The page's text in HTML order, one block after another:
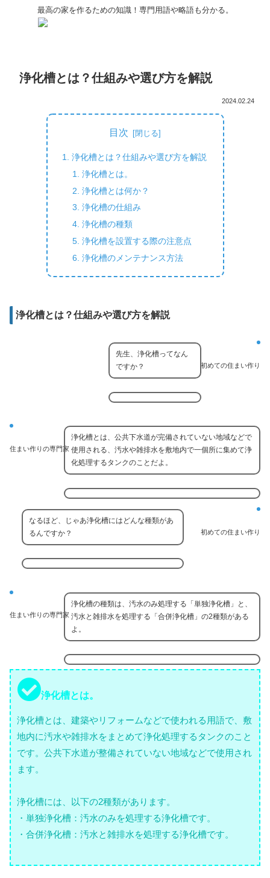
最高の家を作るための知識！専門用語や略語も分かる。
浄化槽とは？仕組みや選び方を解説
2024.02.24
目次
浄化槽とは？仕組みや選び方を解説
浄化槽とは。
浄化槽とは何か？
浄化槽の仕組み
浄化槽の種類
浄化槽を設置する際の注意点
浄化槽のメンテナンス方法
浄化槽とは？仕組みや選び方を解説
初めての住まい作り
先生、浄化槽ってなん
ですか？
住まい作りの専門家
浄化槽とは、公共下水道が完備されていない地域などで
使用される、汚水や雑排水を敷地内で一個所に集めて浄
化処理するタンクのことだよ。
初めての住まい作り
なるほど、じゃあ浄化槽にはどんな種類があ
るんですか？
住まい作りの専門家
浄化槽の種類は、汚水のみ処理する「単独浄化槽」と、
汚水と雑排水を処理する「合併浄化槽」の2種類がある
よ。
浄化槽とは。
浄化槽とは、建築やリフォームなどで使われる用語で、敷
地内に汚水や雑排水をまとめて浄化処理するタンクのこと
です。公共下水道が整備されていない地域などで使用され
ます。
浄化槽には、以下の2種類があります。
・単独浄化槽：汚水のみを処理する浄化槽です。
・合併浄化槽：汚水と雑排水を処理する浄化槽です。